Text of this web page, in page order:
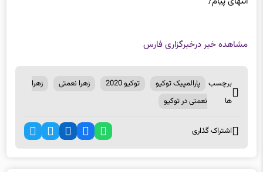
مشاهده خبر درخبرگزاری فارس
برچسب
ها
پارالمپیک توکیو توکیو 2020 زهرا نعمتی
زهرا
نعمتی در توکیو
اشتراک گذاری